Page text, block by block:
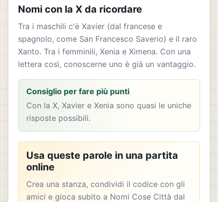
Nomi con la X da ricordare
Tra i maschili c'è Xavier (dal francese e
spagnolo, come San Francesco Saverio) e il raro
Xanto. Tra i femminili, Xenia e Ximena. Con una
lettera così, conoscerne uno è già un vantaggio.
Consiglio per fare più punti
Con la X, Xavier e Xenia sono quasi le uniche
risposte possibili.
Usa queste parole in una partita
online
Crea una stanza, condividi il codice con gli
amici e gioca subito a Nomi Cose Città dal